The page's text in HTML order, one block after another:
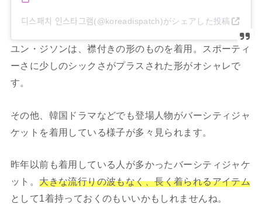
디스패치 인스타그램(@koreadispatch)がシェアした投稿
ユン・ジソンは、襟付きの形のものを着用。スポーティ
ーさに少しのシックさがプラスされた形がオシャレで
す。
その他、韓国ドラマなどでも登場人物がバーシティジャ
ケットを着用している様子が多々見られます。
昨年以前も着用している人が多かったバーシティジャケ
ット。大きな流行りの波もなく、長く着られるアイテム
として1着持っておくのもいいかもしれませんね。